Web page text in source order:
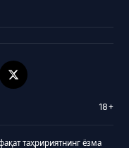
18+
таҳририятнинг ёзма